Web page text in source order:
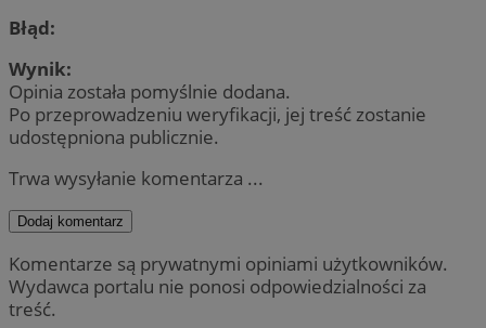
Błąd:
Wynik:
Opinia została pomyślnie dodana.
Po przeprowadzeniu weryfikacji, jej treść zostanie
udostępniona publicznie.
Trwa wysyłanie komentarza ...
Dodaj komentarz
Komentarze są prywatnymi opiniami użytkowników.
Wydawca portalu nie ponosi odpowiedzialności za
treść.